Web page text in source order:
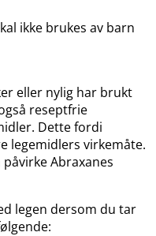
ikke brukes av barn
eller nylig har brukt
reseptfrie
Dette fordi
legemidlers virkemåte.
Abraxanes
legen dersom du tar